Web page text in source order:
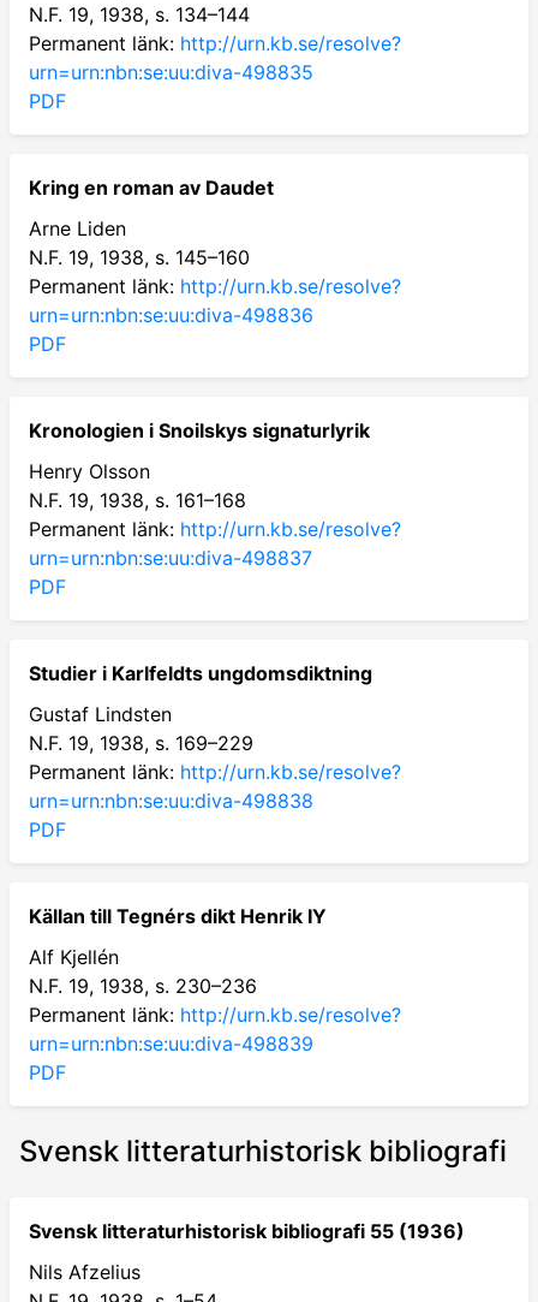
N.F. 19, 1938, s. 134–144
Permanent länk: http://urn.kb.se/resolve?
urn=urn:nbn:se:uu:diva-498835
PDF
Kring en roman av Daudet
Arne Liden
N.F. 19, 1938, s. 145–160
Permanent länk: http://urn.kb.se/resolve?
urn=urn:nbn:se:uu:diva-498836
PDF
Kronologien i Snoilskys signaturlyrik
Henry Olsson
N.F. 19, 1938, s. 161–168
Permanent länk: http://urn.kb.se/resolve?
urn=urn:nbn:se:uu:diva-498837
PDF
Studier i Karlfeldts ungdomsdiktning
Gustaf Lindsten
N.F. 19, 1938, s. 169–229
Permanent länk: http://urn.kb.se/resolve?
urn=urn:nbn:se:uu:diva-498838
PDF
Källan till Tegnérs dikt Henrik IY
Alf Kjellén
N.F. 19, 1938, s. 230–236
Permanent länk: http://urn.kb.se/resolve?
urn=urn:nbn:se:uu:diva-498839
PDF
Svensk litteraturhistorisk bibliografi
Svensk litteraturhistorisk bibliografi 55 (1936)
Nils Afzelius